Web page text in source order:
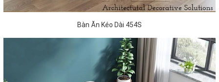
Bàn Ăn Kéo Dài 454S